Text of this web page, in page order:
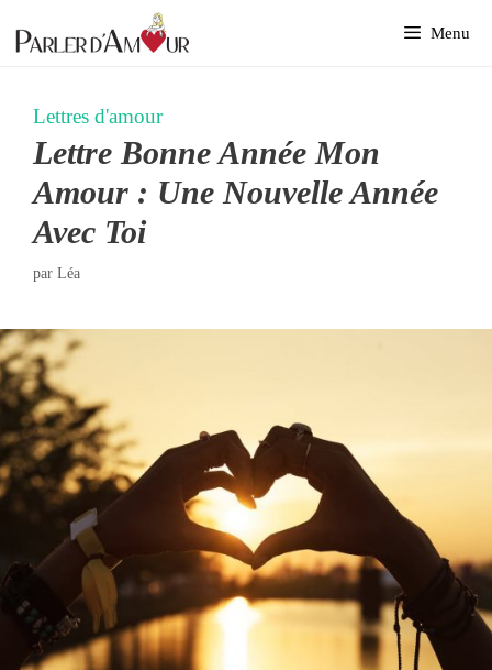
au
Menu
Lettres d'amour
Lettre Bonne Année Mon
Amour : Une Nouvelle Année
Avec Toi
par Léa